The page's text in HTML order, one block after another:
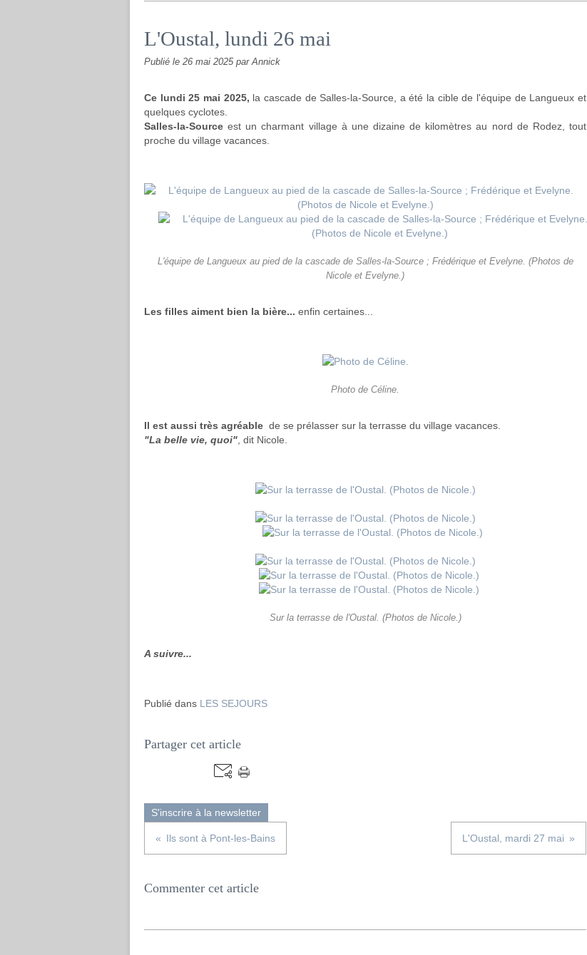
L'Oustal, lundi 26 mai
Publié le 26 mai 2025 par Annick
Ce lundi 25 mai 2025, la cascade de Salles-la-Source, a été la cible de l'équipe de Langueux et
quelques cyclotes.
Salles-la-Source est un charmant village à une dizaine de kilomètres au nord de Rodez, tout
proche du village vacances.
L'équipe de Langueux au pied de la cascade de Salles-la-Source ; Frédérique et Evelyne. (Photos de
Nicole et Evelyne.)
Les filles aiment bien la bière... enfin certaines...
Photo de Céline.
Il est aussi très agréable de se prélasser sur la terrasse du village vacances.
"La belle vie, quoi" , dit Nicole.
Sur la terrasse de l'Oustal. (Photos de Nicole.)
A suivre...
Publié dans LES SEJOURS
Partager cet article
S'inscrire à la newsletter
Ils sont à Pont-les-Bains L'Oustal, mardi 27 mai
Commenter cet article